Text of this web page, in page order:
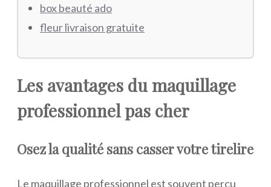
box beauté ado
fleur livraison gratuite
Les avantages du maquillage
professionnel pas cher
Osez la qualité sans casser votre tirelire
Le maquillage professionnel est souvent perçu